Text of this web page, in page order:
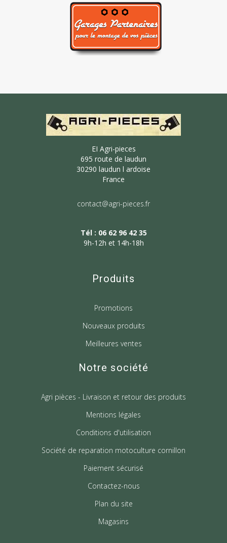
EI Agri-pieces
695 route de laudun
30290 laudun l ardoise
France
contact@agri-pieces.fr
Tél : 06 62 96 42 35
9h-12h et 14h-18h
Produits
Promotions
Nouveaux produits
Meilleures ventes
Notre société
Agri pièces - Livraison et retour des produits
Mentions légales
Conditions d'utilisation
Société de reparation motoculture cornillon
Paiement sécurisé
Contactez-nous
Plan du site
Magasins